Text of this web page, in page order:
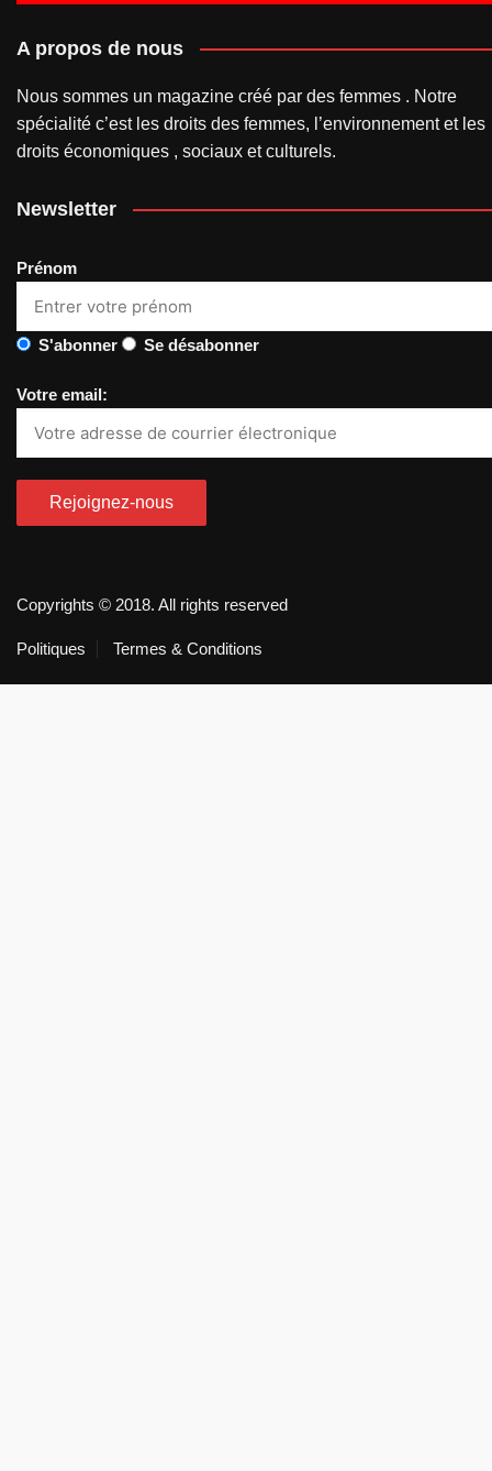
A propos de nous
Nous sommes un magazine créé par des femmes . Notre
spécialité c’est les droits des femmes, l’environnement et les
droits économiques , sociaux et culturels.
Newsletter
Prénom
S'abonner Se désabonner
Votre email:
Copyrights © 2018. All rights reserved
Politiques Termes & Conditions